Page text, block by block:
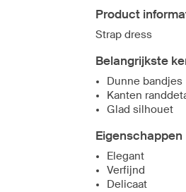
Product
Strap dress
Belangrijkste
Dunne bandjes
Kanten
Glad silhouet
Eigenschappen
Elegant
Verfijnd
Delicaat